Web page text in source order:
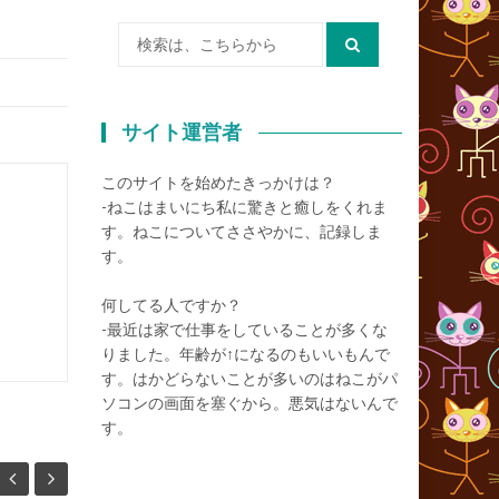
サイト運営者
このサイトを始めたきっかけは？
-ねこはまいにち私に驚きと癒しをくれま
す。ねこについてささやかに、記録しま
す。
何してる人ですか？
-最近は家で仕事をしていることが多くな
りました。年齢が↑になるのもいいもんで
す。はかどらないことが多いのはねこがパ
ソコンの画面を塞ぐから。悪気はないんで
す。